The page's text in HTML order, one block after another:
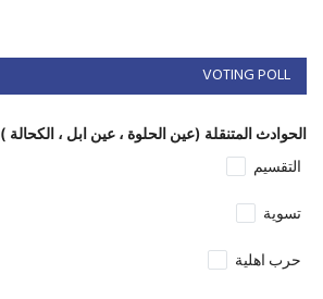
VOTING POLL
الحوادث المتنقلة (عين الحلوة ، عين ابل ، الكحالة
التقسيم
تسوية
حرب اهلية